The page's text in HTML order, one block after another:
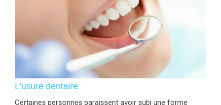
L'usure dentaire
Certaines personnes paraissent avoir subi une forme